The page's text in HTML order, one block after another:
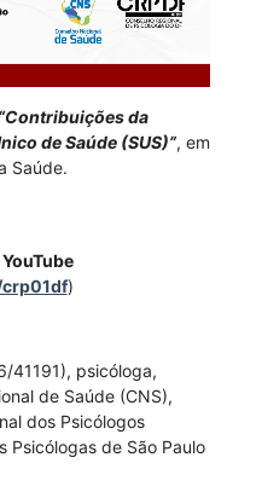
“Contribuições da
de Saúde (SUS)”, em
Saúde.
)
41191), psicóloga,
de Saúde (CNS),
dos Psicólogos
Psicólogas de São Paulo